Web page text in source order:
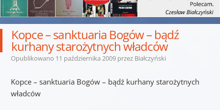
Kopce – sanktuaria Bogów – bądź
kurhany starożytnych władców
Opublikowano 11 października 2009przez Białczyński
Kopce – sanktuaria Bogów – bądź kurhany starożytnych
władców